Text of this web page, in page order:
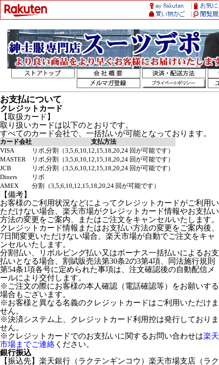
お支払について
クレジットカード
【取扱カード】
取り扱いカードは以下のとおりです。
すべてのカード会社で、一括払いが可能となっております。
カード会社
支払方法
VISA
リボ,分割（3,5,6,10,12,15,18,20,24 回が可能です）
MASTER
リボ,分割（3,5,6,10,12,15,18,20,24 回が可能です）
JCB
リボ,分割（3,5,6,10,12,15,18,20,24 回が可能です）
Diners
リボ
AMEX
分割（3,5,6,10,12,15,18,20,24 回が可能です）
【備考】
お客様のご利用状況などによってクレジットカードがご利用い
ただけない場合、楽天市場がクレジットカード情報やお支払い
方法の変更をご案内、またはご注文をキャンセルいたします。
クレジットカード情報またはお支払い方法の変更をご案内後、
7日間変更いただけない場合、楽天市場が自動でご注文をキャ
ンセルいたします。
分割払い、リボルビング払い又はボーナス一括払いによるお支
払いとなる場合、割賦販売法第30条2の3第4項、同法施行規則
第54条1項各号に定められた事項は、注文確認後の自動配信メ
ールにより交付します。
※ご注文の際にお客様の本人確認（電話確認等）をお願いする
場合もございます。
※お客様と異なる名義のクレジットカードはご利用いただけま
せん。
※決済システム上、クレジットカード利用控は発行しておりま
せん。
※クレジットカードでのお支払いに関するお問い合わせは楽天
市場までご連絡 ください。
銀行振込
【振込先】楽天銀行（ラクテンギンコウ）楽天市場支店（ラク